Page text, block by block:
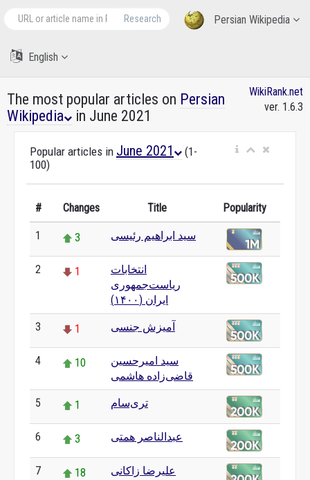
Persian Wikipedia
Research
English
The most popular articles on Persian
Wikipedia
in June 2021
WikiRank.net
ver. 1.6.3
Popular articles in June 2021
(1-
100)
# Changes Title Popularity
1 3 سید ابراهیم رئیسی
2 1
انتخابات
ریاست‌جمهوری
ایران (۱۴۰۰)
3 1 آمیزش جنسی
4 10
سید امیرحسین
قاضی‌زاده هاشمی
5 1 تری‌سام
6 3 عبدالناصر همتی
7 18 علیرضا زاکانی